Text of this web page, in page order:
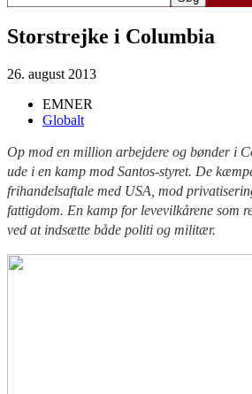
Storstrejke i Columbia
26. august 2013
EMNER
Globalt
Op mod en million arbejdere og bønder i
ude i en kamp mod Santos-styret. De
frihandelsaftale med USA, mod
fattigdom. En kamp for levevilkårene som
ved at indsætte både politi og militær.